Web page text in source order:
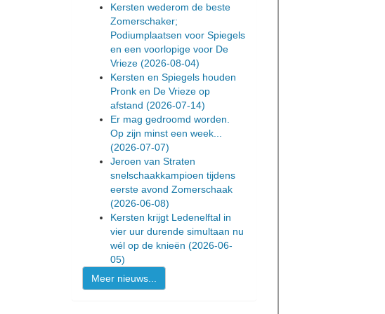
Kersten wederom de beste
Zomerschaker;
Podiumplaatsen voor Spiegels
en een voorlopige voor De
Vrieze (2026-08-04)
Kersten en Spiegels houden
Pronk en De Vrieze op
afstand (2026-07-14)
Er mag gedroomd worden.
Op zijn minst een week...
(2026-07-07)
Jeroen van Straten
snelschaakkampioen tijdens
eerste avond Zomerschaak
(2026-06-08)
Kersten krijgt Ledenelftal in
vier uur durende simultaan nu
wél op de knieën (2026-06-
05)
Meer nieuws...